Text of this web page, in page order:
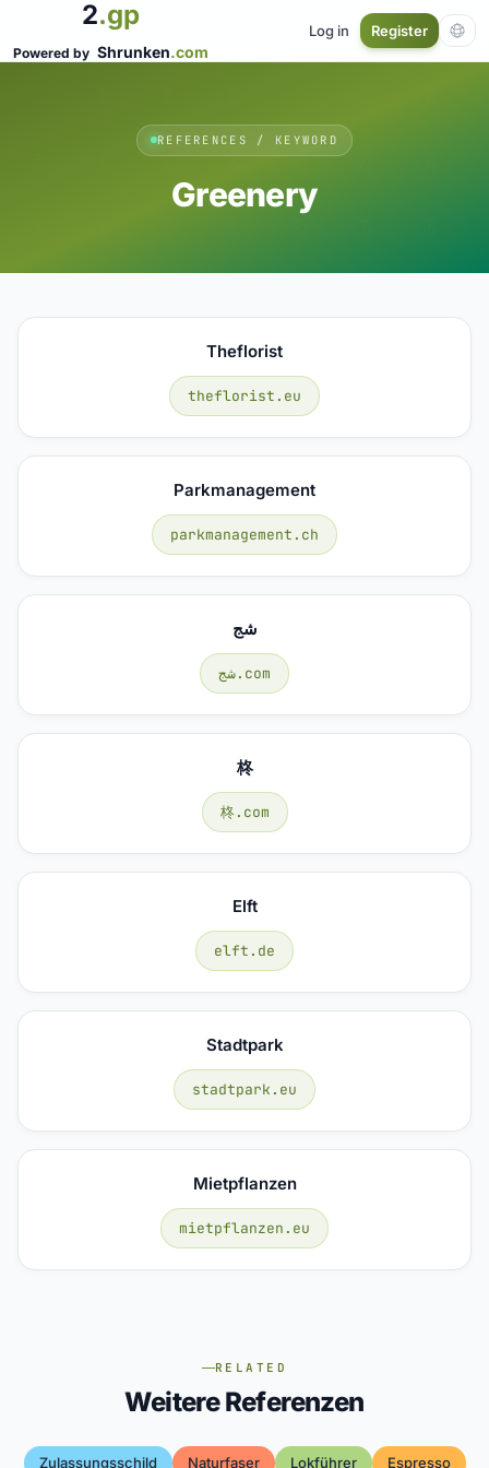
2.gp
Powered by Shrunken.com
Log in Register
REFERENCES / KEYWORD
Greenery
Theflorist
theflorist.eu
Parkmanagement
parkmanagement.ch
شج
شج.com
柊
柊.com
Elft
elft.de
Stadtpark
stadtpark.eu
Mietpflanzen
mietpflanzen.eu
RELATED
Weitere Referenzen
Zulassungsschild Naturfaser Lokführer Espresso